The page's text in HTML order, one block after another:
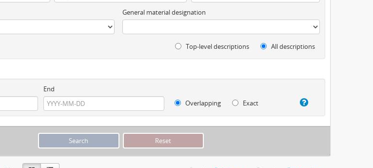
General material designation
Top-level descriptions All descriptions
End
Overlapping
Exact